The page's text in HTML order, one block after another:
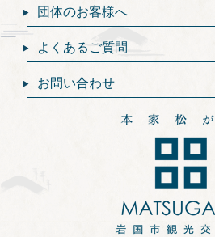
団体のお客様へ
よくあるご質問
お問い合わせ